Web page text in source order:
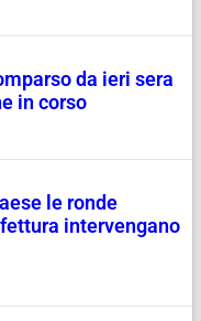
da ieri sera
in corso
le ronde
intervengano